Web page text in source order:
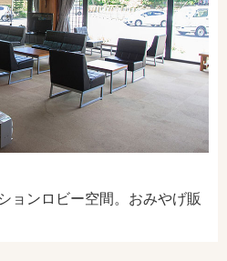
ョンロビー空間。おみやげ販